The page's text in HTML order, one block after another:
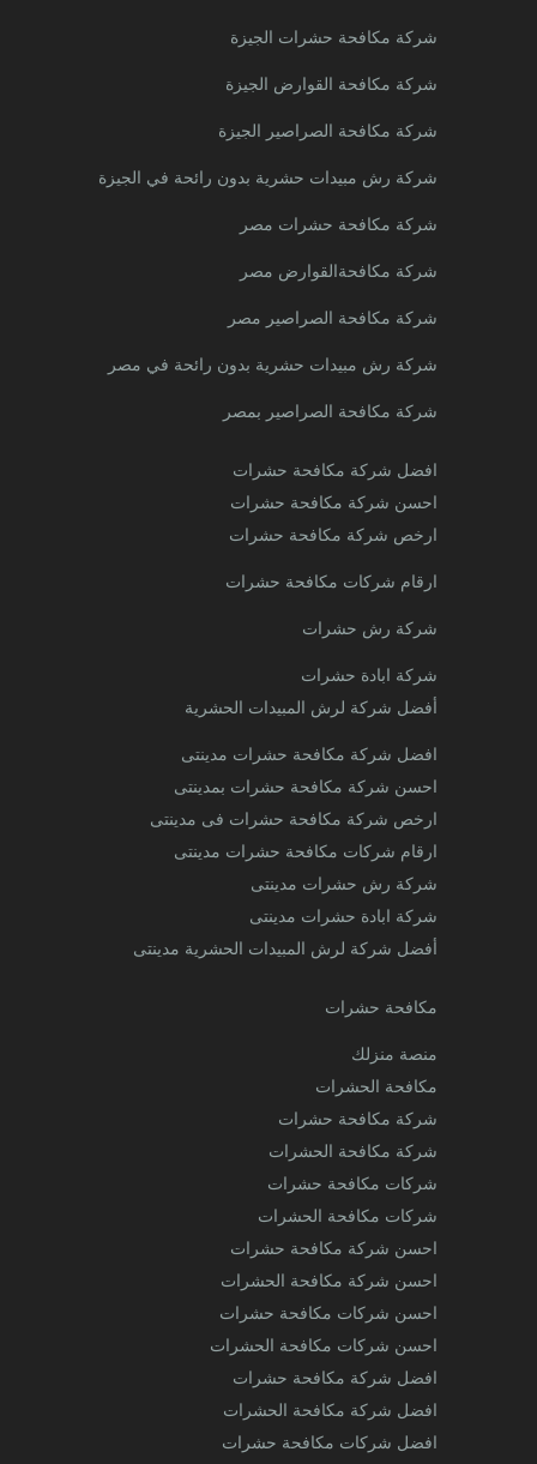
شركة مكافحة حشرات الجيزة
شركة مكافحة القوارض الجيزة
شركة مكافحة الصراصير الجيزة
شركة رش مبيدات حشرية بدون رائحة في الجيزة
شركة مكافحة حشرات مصر
شركة مكافحةالقوارض مصر
شركة مكافحة الصراصير مصر
شركة رش مبيدات حشرية بدون رائحة في مصر
شركة مكافحة الصراصير بمصر
افضل شركة مكافحة حشرات
احسن شركة مكافحة حشرات
ارخص شركة مكافحة حشرات
ارقام شركات مكافحة حشرات
شركة رش حشرات
شركة ابادة حشرات
أفضل شركة لرش المبيدات الحشرية
افضل شركة مكافحة حشرات مدينتى
احسن شركة مكافحة حشرات بمدينتى
ارخص شركة مكافحة حشرات فى مدينتى
ارقام شركات مكافحة حشرات مدينتى
شركة رش حشرات مدينتى
شركة ابادة حشرات مدينتى
أفضل شركة لرش المبيدات الحشرية مدينتى
مكافحة حشرات
منصة منزلك
مكافحة الحشرات
شركة مكافحة حشرات
شركة مكافحة الحشرات
شركات مكافحة حشرات
شركات مكافحة الحشرات
احسن شركة مكافحة حشرات
احسن شركة مكافحة الحشرات
احسن شركات مكافحة حشرات
احسن شركات مكافحة الحشرات
افضل شركة مكافحة حشرات
افضل شركة مكافحة الحشرات
افضل شركات مكافحة حشرات